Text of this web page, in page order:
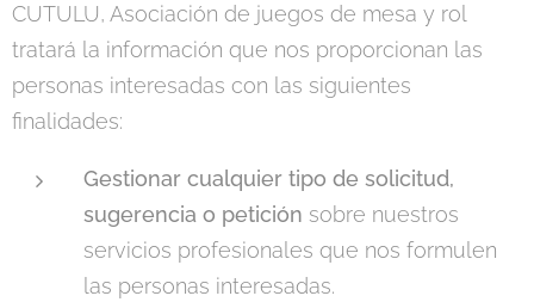
CUTULU, Asociación de juegos de mesa y rol
tratará la información que nos proporcionan las
personas interesadas con las siguientes
finalidades:
Gestionar cualquier tipo de solicitud,
sugerencia o petición sobre nuestros
servicios profesionales que nos formulen
las personas interesadas.